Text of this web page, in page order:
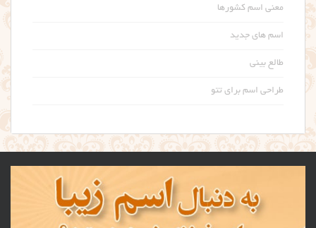
معنی اسم کشورها
اسم های جدید
طالع بینی
طراحی اسم برای تتو